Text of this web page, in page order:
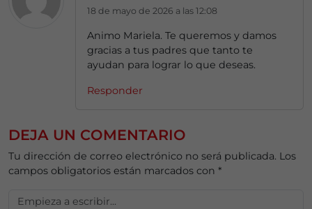
18 de mayo de 2026 a las 12:08
Animo Mariela. Te queremos y damos
gracias a tus padres que tanto te
ayudan para lograr lo que deseas.
Responder
DEJA UN COMENTARIO
Tu dirección de correo electrónico no será publicada. Los
campos obligatorios están marcados con *